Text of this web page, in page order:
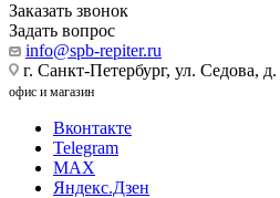
Заказать звонок
Задать вопрос
info@spb-repiter.ru
г. Санкт-Петербург, ул. Седова,
офис и магазин
Вконтакте
Telegram
MAX
Яндекс.Дзен